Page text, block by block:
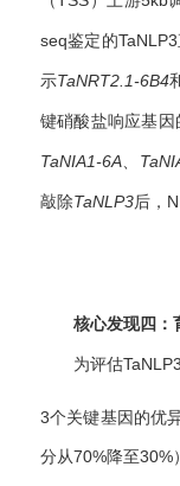
seq鉴定的
示TaNRT2.1-6B4
键硝酸盐响应基
TaNIA1-6A
敲除TaNLP3后，
核心发现四：
为评估
3个关键基因的优
分从70%降至